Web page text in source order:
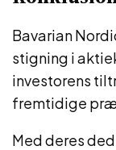
Bavarian
stigning i
investorens
fremtidige
Med deres